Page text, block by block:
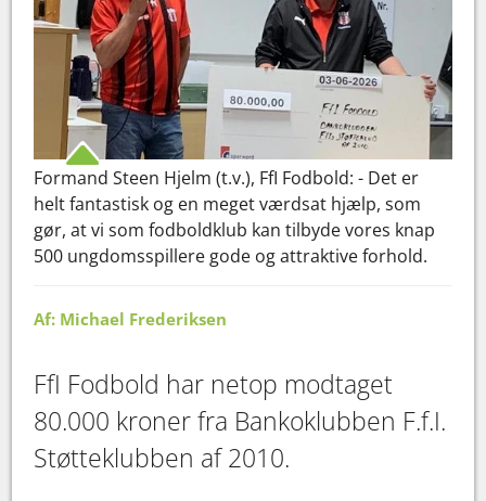
Formand Steen Hjelm (t.v.), FfI Fodbold: - Det er
helt fantastisk og en meget værdsat hjælp, som
gør, at vi som fodboldklub kan tilbyde vores knap
500 ungdomsspillere gode og attraktive forhold.
Af: Michael Frederiksen
FfI Fodbold har netop modtaget
80.000 kroner fra Bankoklubben F.f.I.
Støtteklubben af 2010.